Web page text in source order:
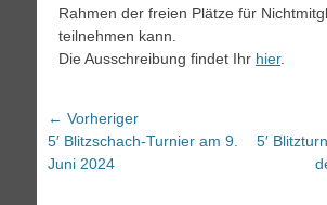
Rahmen der freien Plätze für
teilnehmen kann.
Die Ausschreibung findet Ihr hier.
Beitragsnavigation
← Vorheriger
Vorheriger
Beitrag:
5′ Blitzschach-Turnier am 9.
Juni 2024
Nächster
5′